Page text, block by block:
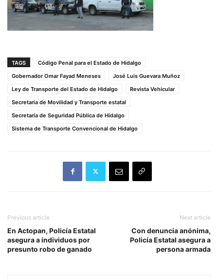
TAGS
Código Penal para el Estado de Hidalgo
Gobernador Omar Fayad Meneses
José Luis Guevara Muñoz
Ley de Transporte del Estado de Hidalgo
Revista Vehicular
Secretaría de Movilidad y Transporte estatal
Secretaría de Seguridad Pública de Hidalgo
Sistema de Transporte Convencional de Hidalgo
Previous article
En Actopan, Policía Estatal
asegura a individuos por
presunto robo de ganado
Next article
Con denuncia anónima,
Policía Estatal asegura a
persona armada